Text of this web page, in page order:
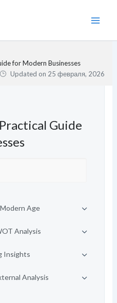
for Modern Businesses
Updated on 25 февраля, 2026
Guide
Age
Analysis
Insights
Analysis